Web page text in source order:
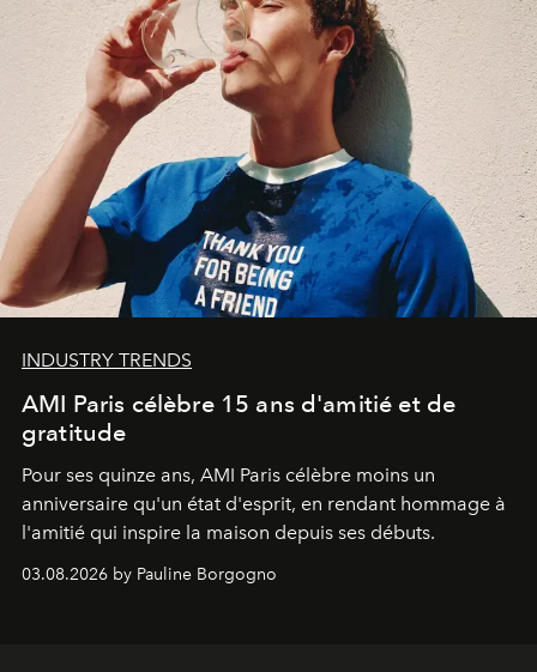
INDUSTRY TRENDS
AMI Paris célèbre 15 ans d'amitié et de
gratitude
Pour ses quinze ans, AMI Paris célèbre moins un
anniversaire qu'un état d'esprit, en rendant hommage à
l'amitié qui inspire la maison depuis ses débuts.
03.08.2026 by Pauline Borgogno